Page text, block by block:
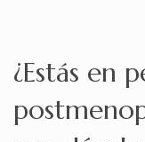
¿Estás en